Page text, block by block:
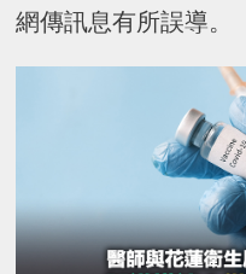
網傳訊息有所誤導。